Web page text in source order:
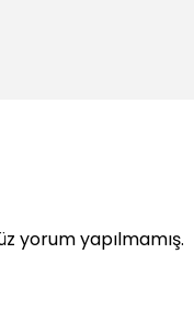
yorum yapılmamış.